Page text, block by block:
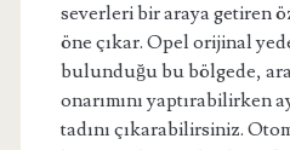
severleri bir araya getiren
öne çıkar. Opel orijinal
bulunduğu bu bölgede,
onarımını yaptırabilirken
tadını çıkarabilirsiniz.